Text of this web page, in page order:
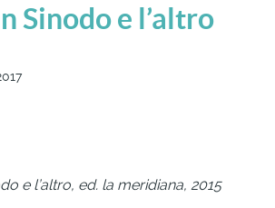
Sinodo e l’altro
e l’altro, ed. la meridiana, 2015